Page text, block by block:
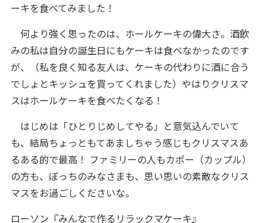
ーキを食べてみました！
何より強く思ったのは、ホールケーキの偉大さ。酒飲
みの私は自分の誕生日にもケーキは食べなかったのです
が、（私を良く知る友人は、ケーキの代わりに酒に合う
でしょとキッシュを買ってくれました）やはりクリスマ
スはホールケーキを食べたくなる！
はじめは「ひとりじめしてやる」と意気込んでいて
も、結局ちょっともてあましちゃう感じもクリスマスあ
るある的で最高！ ファミリーの人もカポー（カップル）
の方も、ぼっちのみなさまも、思い思いの素敵なクリス
マスをお過ごしくださいな。
ローソン『みんなで作るリラックマケーキ』